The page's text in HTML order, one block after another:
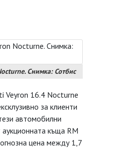
Снимка: Сотбис
Veyron 16.4 Nocturne
за клиенти
автомобилни
аукционната къща RM
цена между 1,7